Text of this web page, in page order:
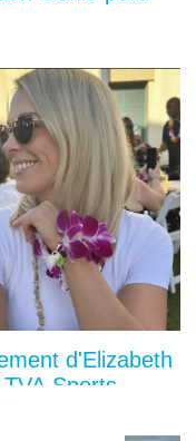
d'Elizabeth
Sports